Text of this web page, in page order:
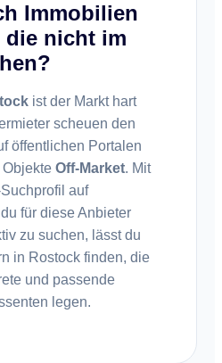
Immobilien
die nicht im
ist der Markt hart
scheuen den
öffentlichen Portalen
Off-Market. Mit
auf
für diese Anbieter
zu suchen, lässt du
in Rostock finden, die
und passende
legen.